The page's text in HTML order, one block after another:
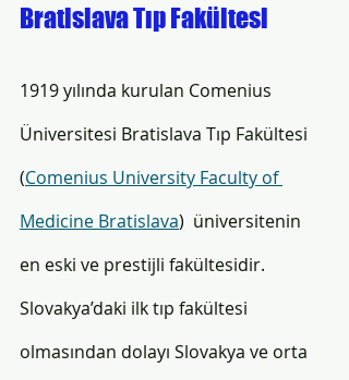
Bratislava Tıp Fakültesi
1919 yılında kurulan Comenius
Üniversitesi Bratislava Tıp Fakültesi
(Comenius University Faculty of
Medicine Bratislava)  üniversitenin
en eski ve prestijli fakültesidir.
Slovakya’daki ilk tıp fakültesi
olmasından dolayı Slovakya ve orta